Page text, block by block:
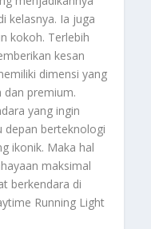
kelasnya. Ia juga
kokoh. Terlebih
kesan
dimensi yang
dan premium.
yang ingin
depan berteknologi
ikonik. Maka hal
maksimal
berkendara di
Running Light